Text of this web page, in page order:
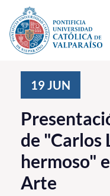
Click acá para ir
Investigación,
PUCV Internacional
Vinculación con el
Admisión
19 JUN
de "Carlos
hermoso"
Arte